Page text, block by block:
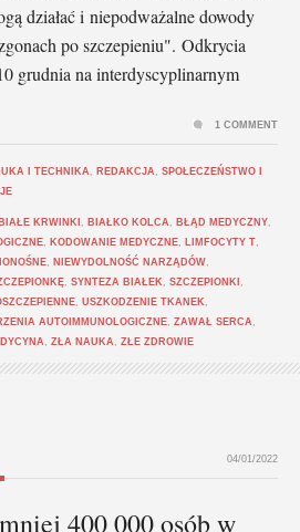
działać i niepodważalne dowody
po szczepieniu". Odkrycia
grudnia na interdyscyplinarnym
I TECHNIKA REDAKCJA
SPOŁECZEŃSTWO I
BIAŁE KRWINKI BIAŁKO KOLCA BŁĄD MEDYCZNY
KODOWANIE MEDYCZNE LIMFOCYTY T
NIEWYDOLNOŚĆ NARZĄDÓW
SYNTEZA BIAŁEK SZCZEPIONKI
USZKODZENIE TKANEK
AUTOIMMUNOLOGICZNE ZAWAŁ SERCA
ZŁA NAUKA ZŁE ZDROWIE
1 COMMENT
04/01/2022
400 000 osób w